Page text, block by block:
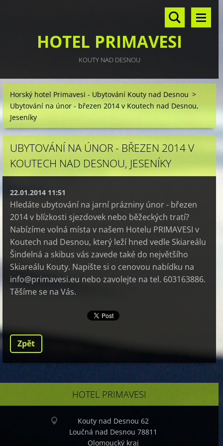
HOTEL PRIMAVESI
KOUTY NAD DESNOU
Horský hotel Primavesi - Ubytování Kouty nad Desnou >
Ubytování na únor - březen 2014 v Koutech nad Desnou,
Jeseníky
UBYTOVÁNÍ NA ÚNOR - BŘEZEN 2014 V
KOUTECH NAD DESNOU, JESENÍKY
22.01.2014 11:51
Hledáte ubytování na jarní prázniny únor - březen
2014 v blízkosti sjezdovek nebo běžeckých tratí?
Nabízíme volná místa v našem Hotelu PRIMAVESI v
Koutech nad Desnou, který leží hned vedle Skiareálu
Šindelná a skibus vás zavede také do největšího
Skiareálu Kouty. Napište si o cenovou nabídku na
info@primavesi.eu nebo zavolejte na tel. 603163886.
Těšíme se na Vás.
Zpět
HOTEL PRIMAVESI
Kouty nad Desnou 62
Loučná nad Desnou 78811
Olomoucký kraj